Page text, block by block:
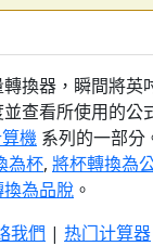
換器，瞬間將英
查看所使用的公
機 系列的一部分
為杯, 將杯轉換為
為品脫 。
我們 | 热门计算器